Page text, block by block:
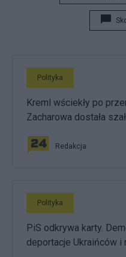
Polityka
Kreml wściekły po
Zacharowa dostała
Redakcja
Polityka
PiS odkrywa karty.
deportacje Ukraińców i